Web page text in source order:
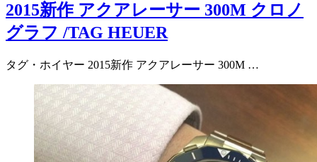
2015新作 アクアレーサー 300M クロノ
グラフ /TAG HEUER
タグ・ホイヤー 2015新作 アクアレーサー 300M …